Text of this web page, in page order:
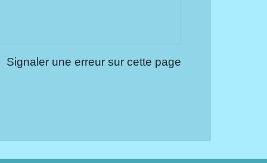
Signaler une erreur sur cette page